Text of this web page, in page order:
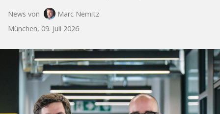
News von
Marc Nemitz
München, 09. Juli 2026